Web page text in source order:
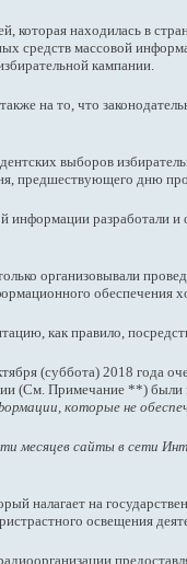
находилась в
средств массовой
кампании.
на то, что
выборов
предшествующего дню
информации разработали
организовывали
обеспечения
как правило,
(суббота) 2018 года
(См. Примечание **)
которые не
месяцев сайты в сети
налагает на
освещения